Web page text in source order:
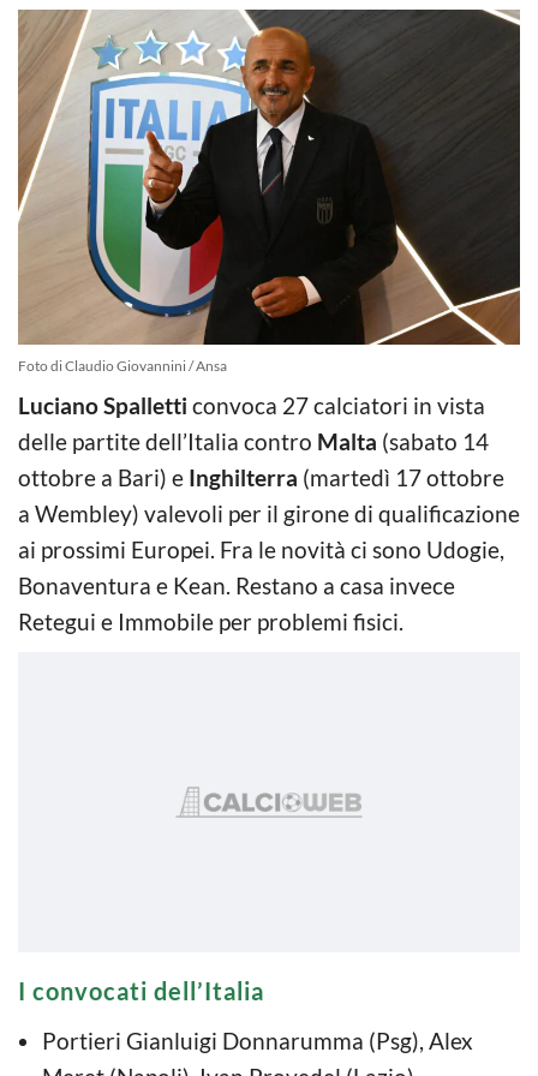
Foto di Claudio Giovannini / Ansa
Luciano Spalletti convoca 27 calciatori in vista
delle partite dell’Italia contro Malta (sabato 14
ottobre a Bari) e Inghilterra (martedì 17 ottobre
a Wembley) valevoli per il girone di qualificazione
ai prossimi Europei. Fra le novità ci sono Udogie,
Bonaventura e Kean. Restano a casa invece
Retegui e Immobile per problemi fisici.
I convocati dell’Italia
Portieri Gianluigi Donnarumma (Psg), Alex